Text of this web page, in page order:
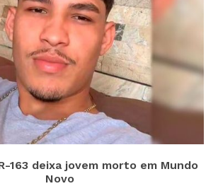
163 deixa jovem morto em Mundo
Novo